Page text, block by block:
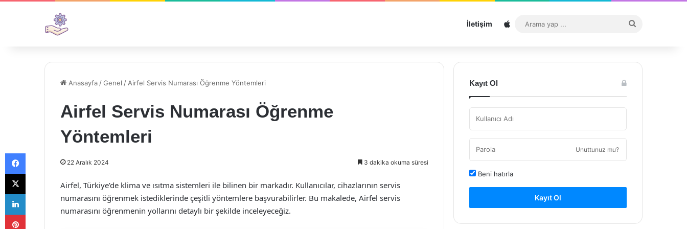
İletişim Sitemap
...
Anasayfa /Genel / Airfel Servis Numarası Öğrenme Yöntemleri
Airfel Servis Numarası Öğrenme
Yöntemleri
22 Aralık 2024 3 dakika okuma süresi
Airfel, Türkiye’de klima ve ısıtma sistemleri ile bilinen bir markadır. Kullanıcılar, cihazlarının servis
numarasını öğrenmek istediklerinde çeşitli yöntemlere başvurabilirler. Bu makalede, Airfel servis
numarasını öğrenmenin yollarını detaylı bir şekilde inceleyeceğiz.
Kayıt Ol
Unuttunuz mu?
Beni hatırla
Kayıt Ol
Facebook
X
LinkedIn
Pinterest